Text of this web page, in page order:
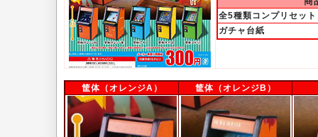
全5種類コンプリセット
ガチャ台紙
筐体（オレンジA） 筐体（オレンジB）